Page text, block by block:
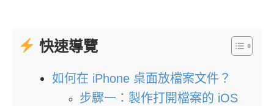
快速導覽
如何在 iPhone 桌面放檔案文件？
步驟一：製作打開檔案的 iOS